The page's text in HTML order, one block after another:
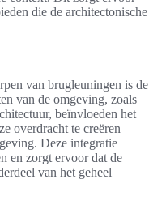
die de architectonische
van brugleuningen is de
van de omgeving, zoals
beïnvloeden het
overdracht te creëren
Deze integratie
en zorgt ervoor dat de
van het geheel